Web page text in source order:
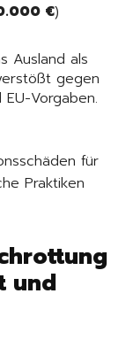
€)
Ausland als
gegen
Vorgaben.
für
Praktiken
und